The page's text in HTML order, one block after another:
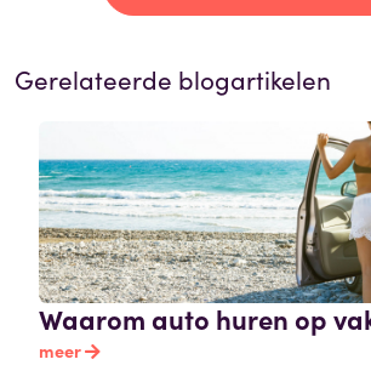
Gerelateerde blogartikelen
Waarom auto huren op
meer